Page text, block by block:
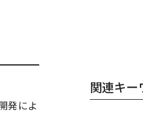
発によ
関連キー